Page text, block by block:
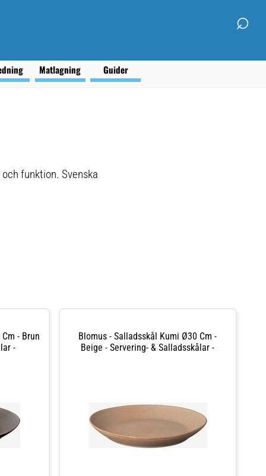
⌕
Matlagning Guider
funktion. Svenska
- Brun
-
Blomus - Salladsskål Kumi Ø30 Cm -
Beige - Servering- & Salladsskålar -